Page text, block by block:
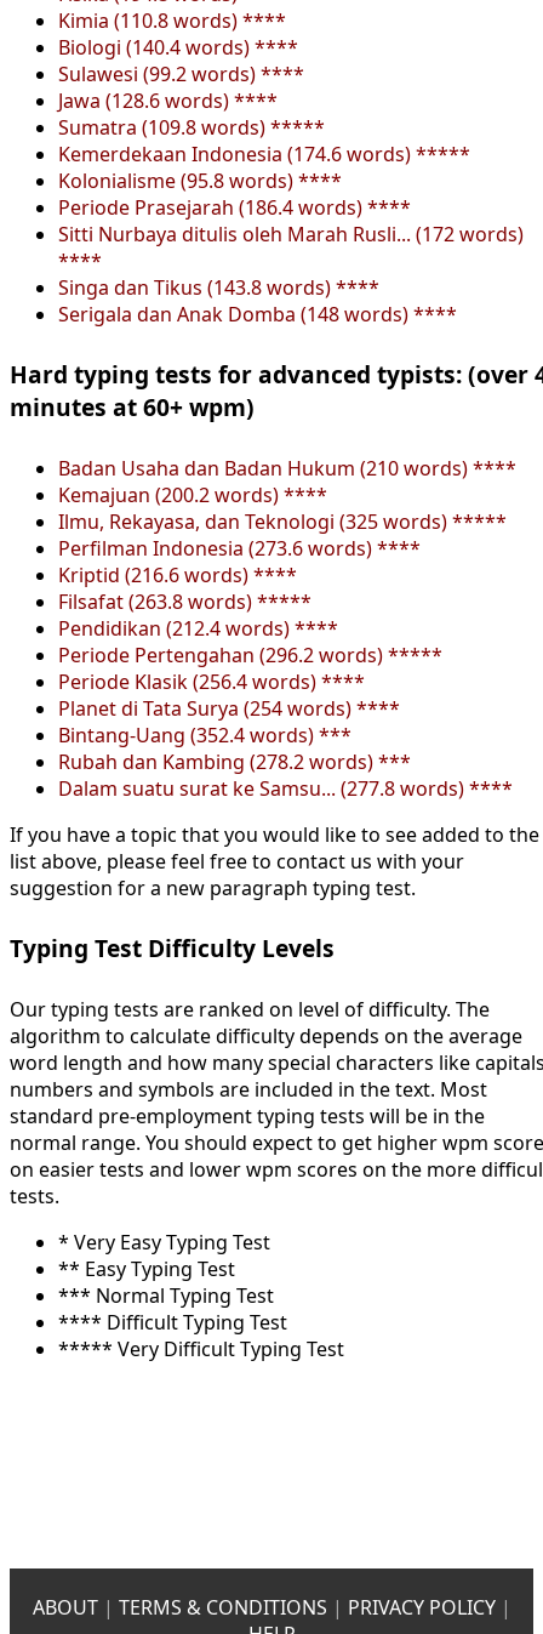
Kimia (110.8 words) ****
Biologi (140.4 words) ****
Sulawesi (99.2 words) ****
Jawa (128.6 words) ****
Sumatra (109.8 words) *****
Kemerdekaan Indonesia (174.6 words) *****
Kolonialisme (95.8 words) ****
Periode Prasejarah (186.4 words) ****
Sitti Nurbaya ditulis oleh Marah Rusli... (172 words)
****
Singa dan Tikus (143.8 words) ****
Serigala dan Anak Domba (148 words) ****
Hard typing tests for advanced typists: (over
minutes at 60+ wpm)
Badan Usaha dan Badan Hukum (210 words) ****
Kemajuan (200.2 words) ****
Ilmu, Rekayasa, dan Teknologi (325 words) *****
Perfilman Indonesia (273.6 words) ****
Kriptid (216.6 words) ****
Filsafat (263.8 words) *****
Pendidikan (212.4 words) ****
Periode Pertengahan (296.2 words) *****
Periode Klasik (256.4 words) ****
Planet di Tata Surya (254 words) ****
Bintang-Uang (352.4 words) ***
Rubah dan Kambing (278.2 words) ***
Dalam suatu surat ke Samsu... (277.8 words) ****
If you have a topic that you would like to see added to the
list above, please feel free to contact us with your
suggestion for a new paragraph typing test.
Typing Test Difficulty Levels
Our typing tests are ranked on level of difficulty. The
algorithm to calculate difficulty depends on the average
word length and how many special characters like
numbers and symbols are included in the text. Most
standard pre-employment typing tests will be in the
normal range. You should expect to get higher wpm
on easier tests and lower wpm scores on the more
tests.
* Very Easy Typing Test
** Easy Typing Test
*** Normal Typing Test
**** Difficult Typing Test
***** Very Difficult Typing Test
ABOUT| TERMS & CONDITIONS | PRIVACY POLICY|